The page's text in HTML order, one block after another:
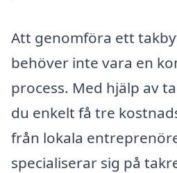
Att genomföra ett
behöver inte vara en
process. Med hjälp av
du enkelt få tre
från lokala
specialiserar sig på